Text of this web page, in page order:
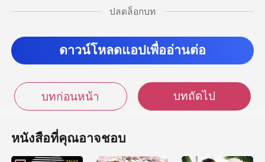
ปลดล็อกบท
ดาวน์โหลดแอปเพื่ออ่านต่อ
บทก่อนหน้า บทถัดไป
หนังสือที่คุณอาจชอบ